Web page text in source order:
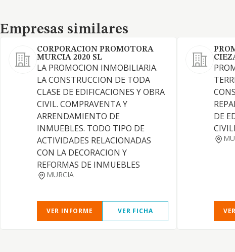
Empresas similares
Empresas similares
CORPORACION PROMOTORA
MURCIA 2020 SL
LA PROMOCION INMOBILIARIA.
LA CONSTRUCCION DE TODA
CLASE DE EDIFICACIONES Y OBRA
CIVIL. COMPRAVENTA Y
ARRENDAMIENTO DE
INMUEBLES. TODO TIPO DE
ACTIVIDADES RELACIONADAS
CON LA DECORACION Y
REFORMAS DE INMUEBLES
MURCIA
VER INFORME VER FICHA
DE